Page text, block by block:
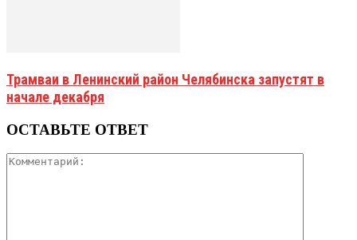
Трамваи в Ленинский район Челябинска запустят в
начале декабря
ОСТАВЬТЕ ОТВЕТ